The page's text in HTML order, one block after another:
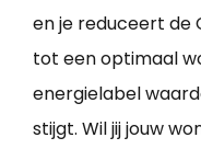
en je reduceert de
tot een optimaal
energielabel
stijgt. Wil jij jouw